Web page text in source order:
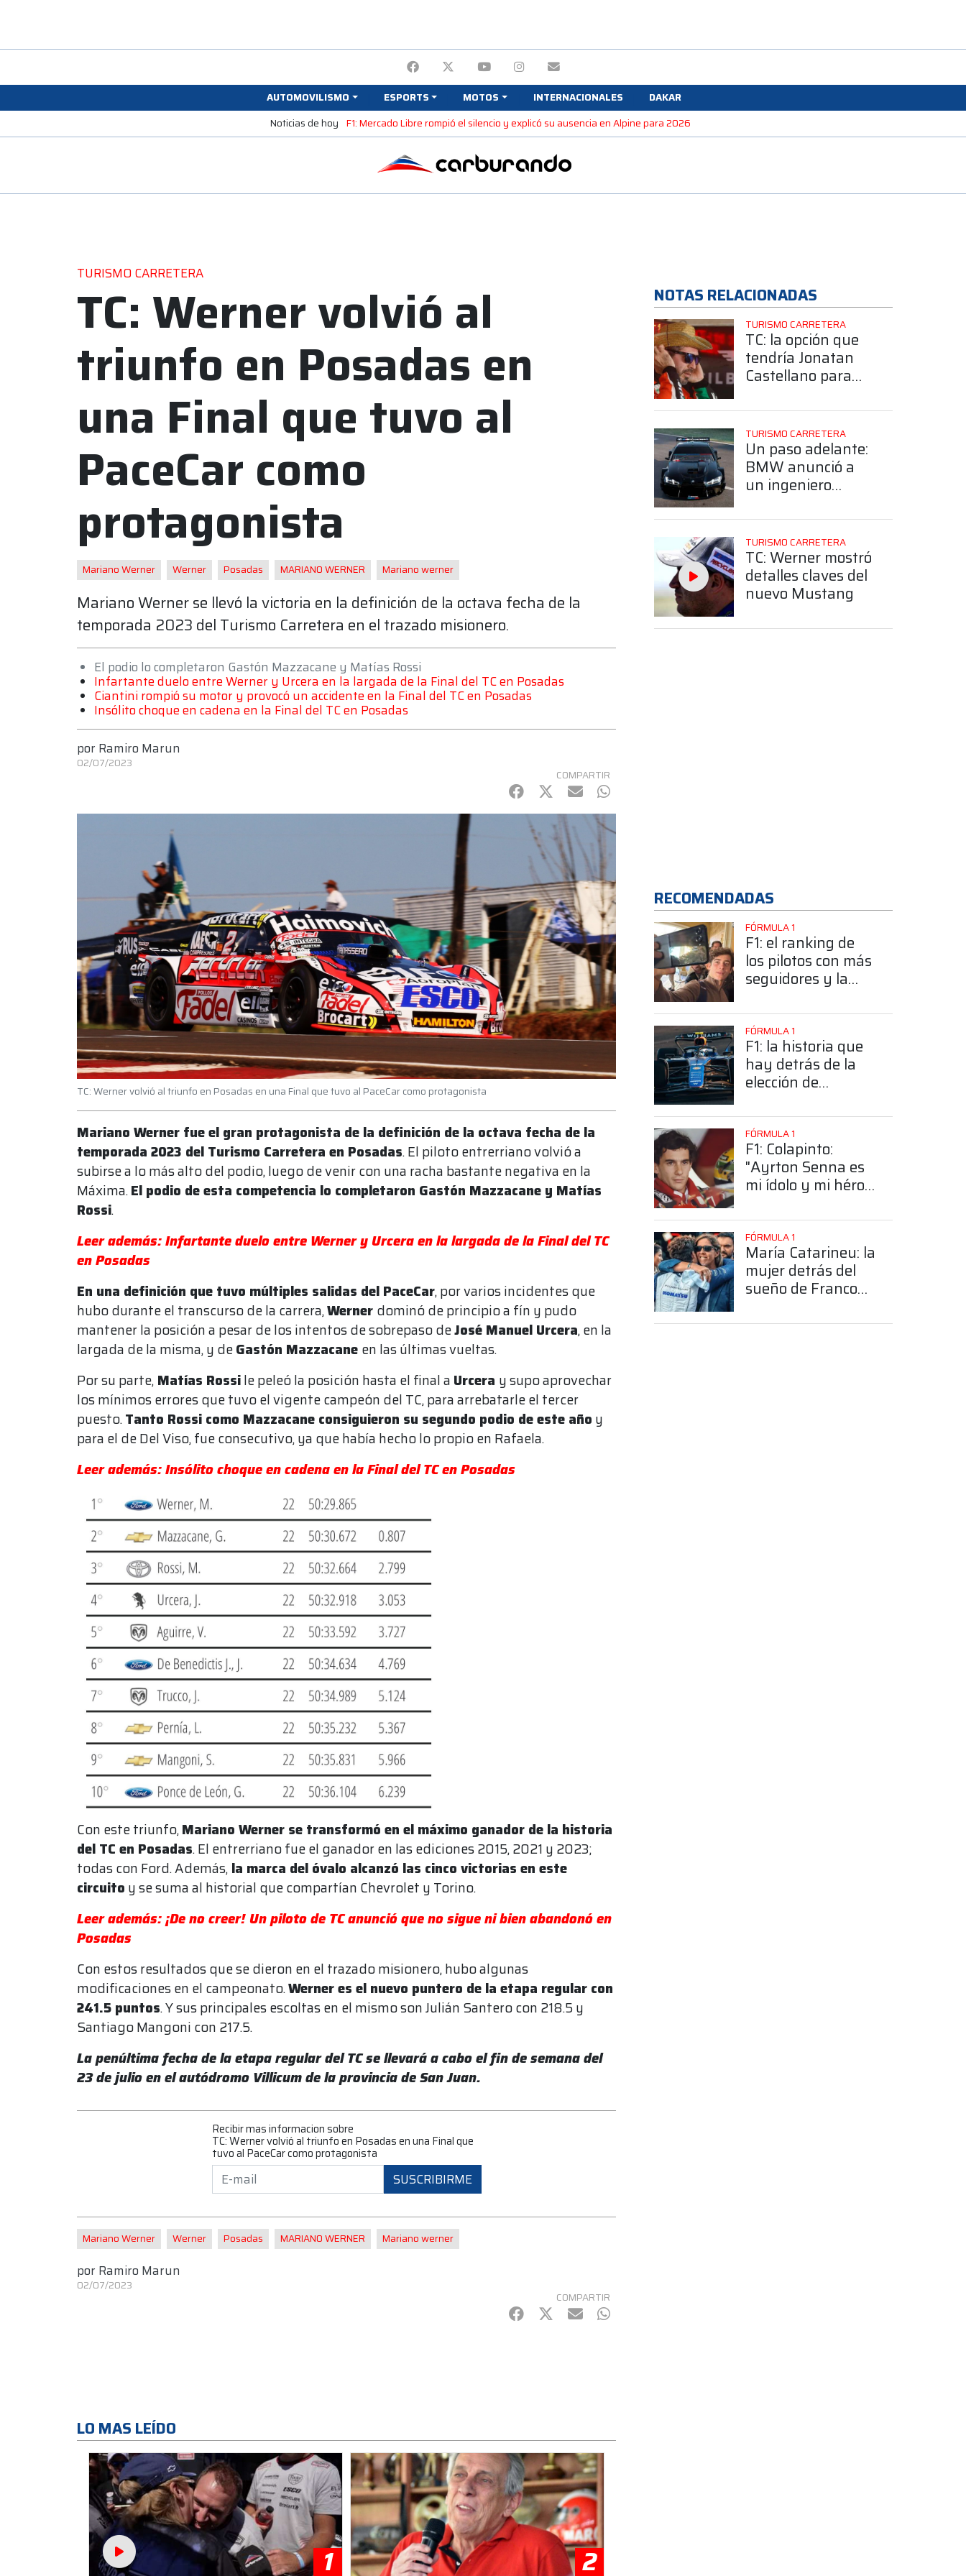
AUTOMOVILISMO ESPORTS MOTOS INTERNACIONALES
DAKAR
Noticias de hoy F1: Mercado Libre rompió el silencio y explicó su ausencia en Alpine para 2026
TURISMO CARRETERA
TC: Werner volvió al
triunfo en Posadas en
una Final que tuvo al
PaceCar como
protagonista
Mariano Werner Werner Posadas MARIANO WERNER Mariano werner
Mariano Werner se llevó la victoria en la definición de la octava fecha de la
temporada 2023 del Turismo Carretera en el trazado misionero.
El podio lo completaron Gastón Mazzacane y Matías Rossi
Infartante duelo entre Werner y Urcera en la largada de la Final del TC en Posadas
Ciantini rompió su motor y provocó un accidente en la Final del TC en Posadas
Insólito choque en cadena en la Final del TC en Posadas
por Ramiro Marun
02/07/2023
COMPARTIR
Facebook
Twitter
mail WhatsApp
TC: Werner volvió al triunfo en Posadas en una Final que tuvo al PaceCar como protagonista
Mariano Werner fue el gran protagonista de la definición de la octava fecha de la
temporada 2023 del Turismo Carretera en Posadas. El piloto entrerriano volvió a
subirse a lo más alto del podio, luego de venir con una racha bastante negativa en la
Máxima.El podio de esta competencia lo completaron Gastón Mazzacane y Matías
Rossi.
Leer además: Infartante duelo entre Werner y Urcera en la largada de la Final del TC
en Posadas
En una definición que tuvo múltiples salidas del PaceCar, por varios incidentes que
hubo durante el transcurso de la carrera,Werner dominó de principio a fín y pudo
mantener la posición a pesar de los intentos de sobrepaso deJosé Manuel Urcera, en la
largada de la misma, y deGastón Mazzacane en las últimas vueltas.
Por su parte, Matías Rossile peleó la posición hasta el final a Urcera y supo aprovechar
los mínimos errores que tuvo el vigente campeón del TC, para arrebatarle el tercer
puesto.Tanto Rossi como Mazzacane consiguieron su segundo podio de este año y
para el de Del Viso, fue consecutivo, ya que había hecho lo propio en Rafaela.
Leer además: Insólito choque en cadena en la Final del TC en Posadas
Con este triunfo,Mariano Werner se transformó en el máximo ganador de la historia
del TC en Posadas. El entrerriano fue el ganador en las ediciones 2015, 2021 y 2023;
todas con Ford. Además, la marca del óvalo alcanzó las cinco victorias en este
circuito y se suma al historial que compartían Chevrolet y Torino.
Leer además: ¡De no creer! Un piloto de TC anunció que no sigue ni bien abandonó en
Posadas
Con estos resultados que se dieron en el trazado misionero, hubo algunas
modificaciones en el campeonato.Werner es el nuevo puntero de la etapa regular con
241.5 puntos. Y sus principales escoltas en el mismo son Julián Santero con 218.5 y
Santiago Mangoni con 217.5.
La penúltima fecha de la etapa regular del TC se llevará a cabo el fin de semana del
23 de julio en el autódromo Villicum de la provincia de San Juan.
Recibir mas informacion sobre
TC: Werner volvió al triunfo en Posadas en una Final que
tuvo al PaceCar como protagonista
SUSCRIBIRME
Mariano Werner Werner Posadas MARIANO WERNER Mariano werner
por Ramiro Marun
02/07/2023
COMPARTIR
Facebook
Twitter
mail WhatsApp
LO MAS LEÍDO
1 2
NOTAS RELACIONADAS
TURISMO CARRETERA
TC: la opción que
tendría Jonatan
Castellano para
2026
TURISMO CARRETERA
Un paso adelante:
BMW anunció a
un ingeniero
su debut en el TC
TURISMO CARRETERA
TC: Werner mostró
detalles claves del
nuevo Mustang
RECOMENDADAS
FÓRMULA 1
F1: el ranking de
los pilotos con más
seguidores y la
posición de
Colapinto
FÓRMULA 1
F1: la historia que
hay detrás de la
elección de
número 43
FÓRMULA 1
F1: Colapinto:
"Ayrton Senna es
mi ídolo y mi héroe
FÓRMULA 1
María Catarineu: la
mujer detrás del
sueño de Franco
Fórmula 1